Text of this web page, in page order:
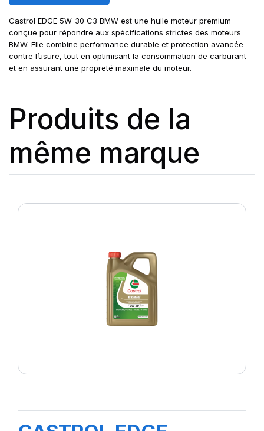
Castrol EDGE 5W-30 C3 BMW est une huile moteur premium
conçue pour répondre aux spécifications strictes des moteurs
BMW. Elle combine performance durable et protection avancée
contre l’usure, tout en optimisant la consommation de carburant
et en assurant une propreté maximale du moteur.
Produits de la
même marque